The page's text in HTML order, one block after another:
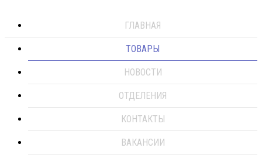
ГЛАВНАЯ
ТОВАРЫ
НОВОСТИ
ОТДЕЛЕНИЯ
КОНТАКТЫ
ВАКАНСИИ